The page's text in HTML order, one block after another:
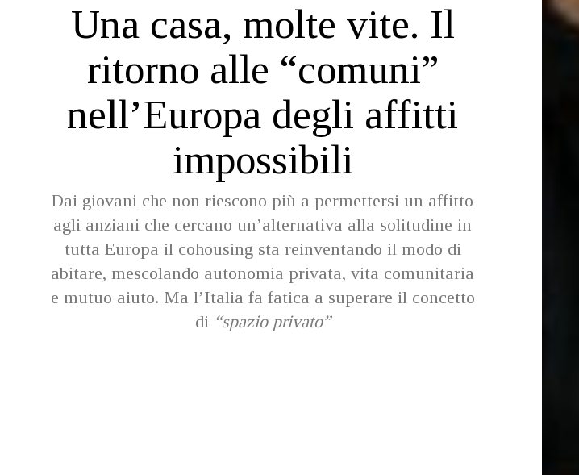
Una casa, molte vite. Il
ritorno alle “comuni”
nell’Europa degli affitti
impossibili
Dai giovani che non riescono più a permettersi un affitto
agli anziani che cercano un’alternativa alla solitudine in
tutta Europa il cohousing sta reinventando il modo di
abitare, mescolando autonomia privata, vita comunitaria
e mutuo aiuto. Ma l’Italia fa fatica a superare il concetto
di “spazio privato”